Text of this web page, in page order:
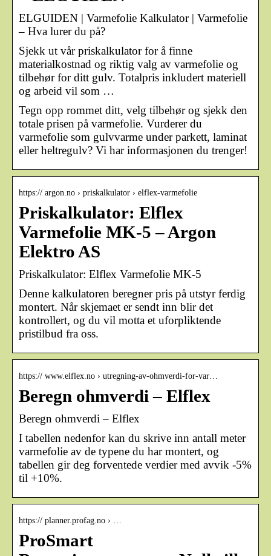
ELGUIDEN | Varmefolie Kalkulator | Varmefolie
– Hva lurer du på?
Sjekk ut vår priskalkulator for å finne
materialkostnad og riktig valg av varmefolie og
tilbehør for ditt gulv. Totalpris inkludert materiell
og arbeid vil som …
Tegn opp rommet ditt, velg tilbehør og sjekk den
totale prisen på varmefolie. Vurderer du
varmefolie som gulvvarme under parkett, laminat
eller heltregulv? Vi har informasjonen du trenger!
https:// argon.no › priskalkulator › elflex-varmefolie
Priskalkulator: Elflex
Varmefolie MK-5 – Argon
Elektro AS
Priskalkulator: Elflex Varmefolie MK-5
Denne kalkulatoren beregner pris på utstyr ferdig
montert. Når skjemaet er sendt inn blir det
kontrollert, og du vil motta et uforpliktende
pristilbud fra oss.
https:// www.elflex.no › utregning-av-ohmverdi-for-var…
Beregn ohmverdi – Elflex
Beregn ohmverdi – Elflex
I tabellen nedenfor kan du skrive inn antall meter
varmefolie av de typene du har montert, og
tabellen gir deg forventede verdier med avvik -5%
til +10%.
https:// planner.profag.no › …
ProSmart